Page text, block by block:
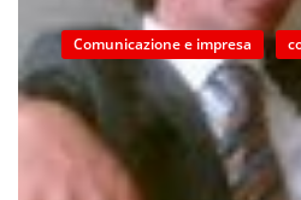
Comunicazione e impresa